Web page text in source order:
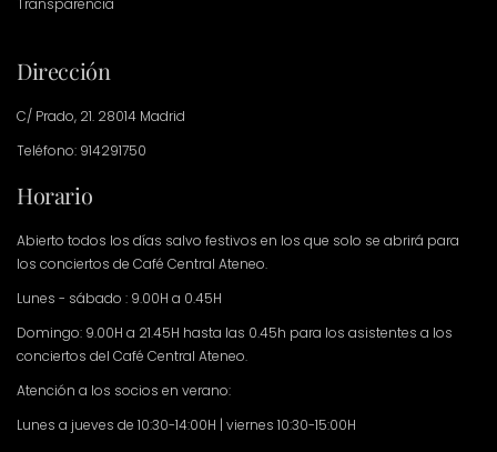
Transparencia
Dirección
C/ Prado, 21. 28014 Madrid
Teléfono: 914291750
Horario
Abierto todos los días salvo festivos en los que solo se abrirá para
los conciertos de Café Central Ateneo.
Lunes - sábado : 9.00H a 0.45H
Domingo: 9.00H a 21.45H hasta las 0.45h para los asistentes a los
conciertos del Café Central Ateneo.
Atención a los socios en verano:
Lunes a jueves de 10:30-14:00H | viernes 10:30-15:00H